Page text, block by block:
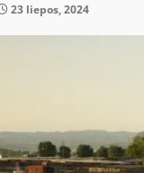
23 liepos, 2024